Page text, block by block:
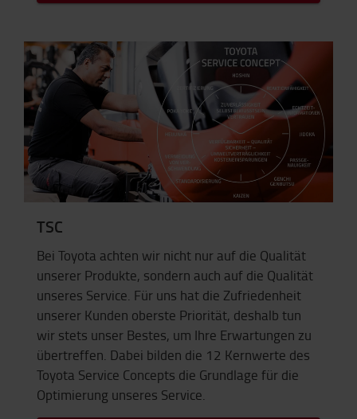
TSC
Bei Toyota achten wir nicht nur auf die Qualität
unserer Produkte, sondern auch auf die Qualität
unseres Service. Für uns hat die Zufriedenheit
unserer Kunden oberste Priorität, deshalb tun
wir stets unser Bestes, um Ihre Erwartungen zu
übertreffen. Dabei bilden die 12 Kernwerte des
Toyota Service Concepts die Grundlage für die
Optimierung unseres Service.